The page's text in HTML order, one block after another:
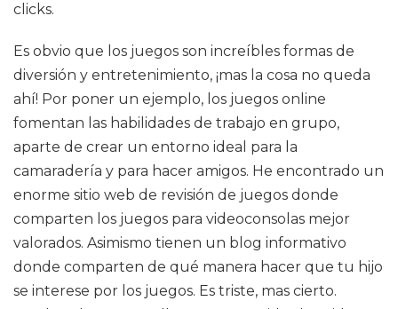
clicks.
Es obvio que los juegos son increíbles formas de
diversión y entretenimiento, ¡mas la cosa no queda
ahí! Por poner un ejemplo, los juegos online
fomentan las habilidades de trabajo en grupo,
aparte de crear un entorno ideal para la
camaradería y para hacer amigos. He encontrado un
enorme sitio web de revisión de juegos donde
comparten los juegos para videoconsolas mejor
valorados. Asimismo tienen un blog informativo
donde comparten de qué manera hacer que tu hijo
se interese por los juegos. Es triste, mas cierto.